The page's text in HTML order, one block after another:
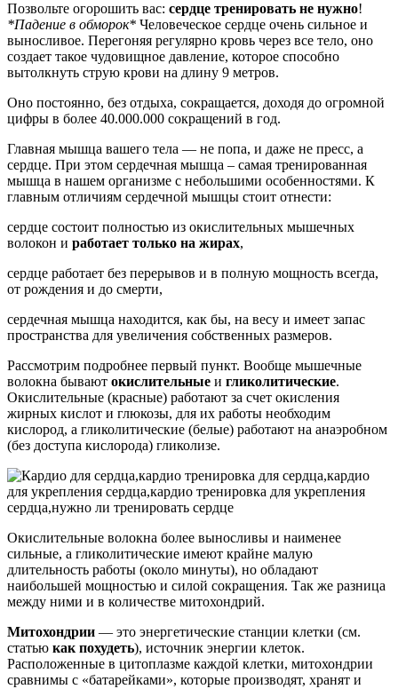
Позвольте огорошить вас: сердце тренировать не нужно!
*Падение в обморок* Человеческое сердце очень сильное и
выносливое. Перегоняя регулярно кровь через все тело, оно
создает такое чудовищное давление, которое способно
вытолкнуть струю крови на длину 9 метров.
Оно постоянно, без отдыха, сокращается, доходя до огромной
цифры в более 40.000.000 сокращений в год.
Главная мышца вашего тела — не попа, и даже не пресс, а
сердце. При этом сердечная мышца – самая тренированная
мышца в нашем организме с небольшими особенностями. К
главным отличиям сердечной мышцы стоит отнести:
сердце состоит полностью из окислительных мышечных
волокон и работает только на жирах,
сердце работает без перерывов и в полную мощность всегда,
от рождения и до смерти,
сердечная мышца находится, как бы, на весу и имеет запас
пространства для увеличения собственных размеров.
Рассмотрим подробнее первый пункт. Вообще мышечные
волокна бывают окислительные и гликолитические.
Окислительные (красные) работают за счет окисления
жирных кислот и глюкозы, для их работы необходим
кислород, а гликолитические (белые) работают на анаэробном
(без доступа кислорода) гликолизе.
Окислительные волокна более выносливы и наименее
сильные, а гликолитические имеют крайне малую
длительность работы (около минуты), но обладают
наибольшей мощностью и силой сокращения. Так же разница
между ними и в количестве митохондрий.
Митохондрии — это энергетические станции клетки (см.
статью как похудеть), источник энергии клеток.
Расположенные в цитоплазме каждой клетки, митохондрии
сравнимы с «батарейками», которые производят, хранят и